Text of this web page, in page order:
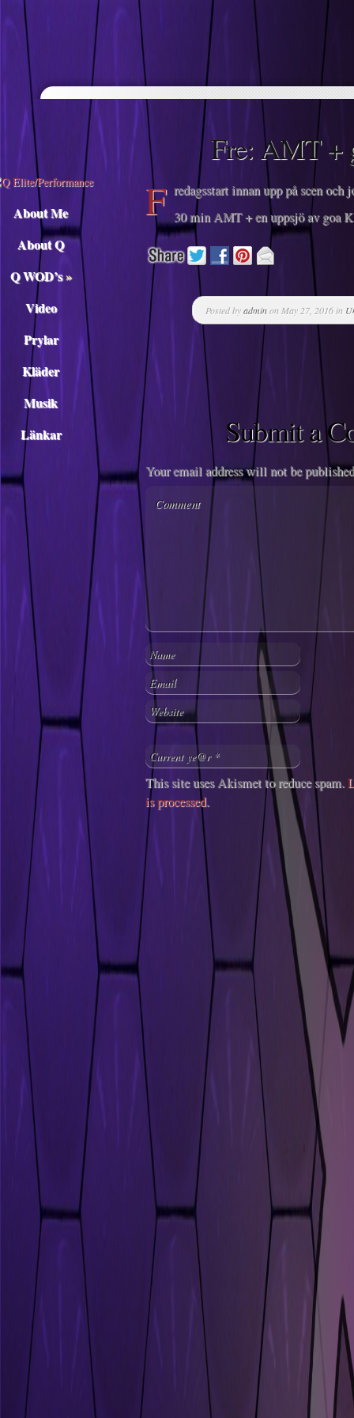
Descargar musica
About Me
About Q
Q WOD’s»
Video
Prylar
Kläder
Musik
Länkar
Fre: AMT +
F redagsstart innan upp på scen och
30 min AMT + en uppsjö av goa
Posted byadminon May 27, 2016 in
Submit a
Your email address will not be
This site uses Akismet to reduce spam.
is processed.